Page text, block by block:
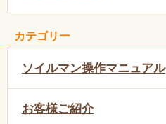
カテゴリー
ソイルマン操作マニュアル
お客様ご紹介